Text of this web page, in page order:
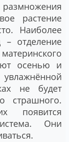
растение
Наиболее
отделение
осенью и
не будет
страшного.
появится
Они